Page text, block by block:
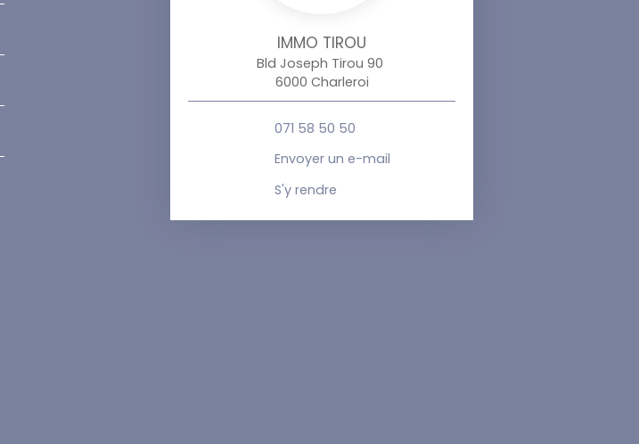
IMMO TIROU
Bld Joseph Tirou 90
6000 Charleroi
071 58 50 50
Envoyer un e-mail
S'y rendre